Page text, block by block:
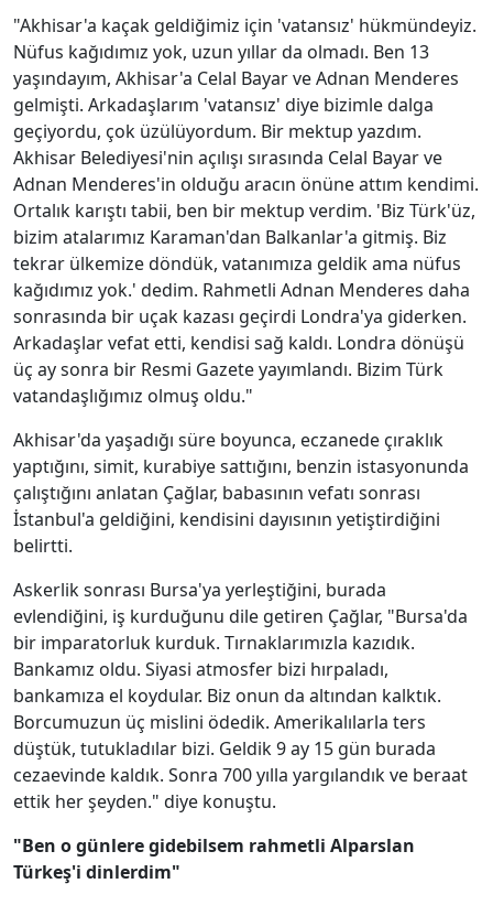
"Akhisar'a kaçak geldiğimiz için 'vatansız' hükmündeyiz.
Nüfus kağıdımız yok, uzun yıllar da olmadı. Ben 13
yaşındayım, Akhisar'a Celal Bayar ve Adnan Menderes
gelmişti. Arkadaşlarım 'vatansız' diye bizimle dalga
geçiyordu, çok üzülüyordum. Bir mektup yazdım.
Akhisar Belediyesi'nin açılışı sırasında Celal Bayar ve
Adnan Menderes'in olduğu aracın önüne attım kendimi.
Ortalık karıştı tabii, ben bir mektup verdim. 'Biz Türk'üz,
bizim atalarımız Karaman'dan Balkanlar'a gitmiş. Biz
tekrar ülkemize döndük, vatanımıza geldik ama nüfus
kağıdımız yok.' dedim. Rahmetli Adnan Menderes daha
sonrasında bir uçak kazası geçirdi Londra'ya giderken.
Arkadaşlar vefat etti, kendisi sağ kaldı. Londra dönüşü
üç ay sonra bir Resmi Gazete yayımlandı. Bizim Türk
vatandaşlığımız olmuş oldu."
Akhisar'da yaşadığı süre boyunca, eczanede çıraklık
yaptığını, simit, kurabiye sattığını, benzin istasyonunda
çalıştığını anlatan Çağlar, babasının vefatı sonrası
İstanbul'a geldiğini, kendisini dayısının yetiştirdiğini
belirtti.
Askerlik sonrası Bursa'ya yerleştiğini, burada
evlendiğini, iş kurduğunu dile getiren Çağlar, "Bursa'da
bir imparatorluk kurduk. Tırnaklarımızla kazıdık.
Bankamız oldu. Siyasi atmosfer bizi hırpaladı,
bankamıza el koydular. Biz onun da altından kalktık.
Borcumuzun üç mislini ödedik. Amerikalılarla ters
düştük, tutukladılar bizi. Geldik 9 ay 15 gün burada
cezaevinde kaldık. Sonra 700 yılla yargılandık ve beraat
ettik her şeyden." diye konuştu.
"Ben o günlere gidebilsem rahmetli Alparslan
Türkeş'i dinlerdim"